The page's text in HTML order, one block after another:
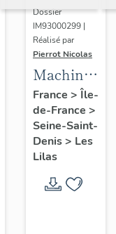
Dossier
IM93000299 |
Réalisé par
Pierrot Nicolas
Machine
à
déchiqueter
et à
épurer
France > Île-
de-France >
Seine-Saint-
Denis> Les
Lilas